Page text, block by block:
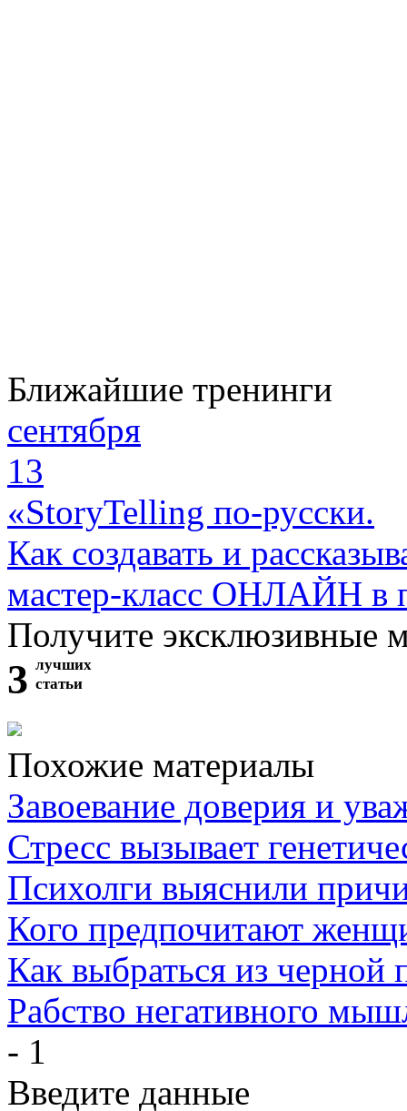
Ближайшие тренинги
сентября
13
«StoryTelling по-русски.
Как создавать и
мастер-класс ОНЛАЙН в
Получите эксклюзивные
3 лучших
статьи
Похожие материалы
Завоевание доверия и
Стресс вызывает
Психолги выяснили
Кого предпочитают
Как выбраться из черной
Рабство негативного
- 1
Введите данные